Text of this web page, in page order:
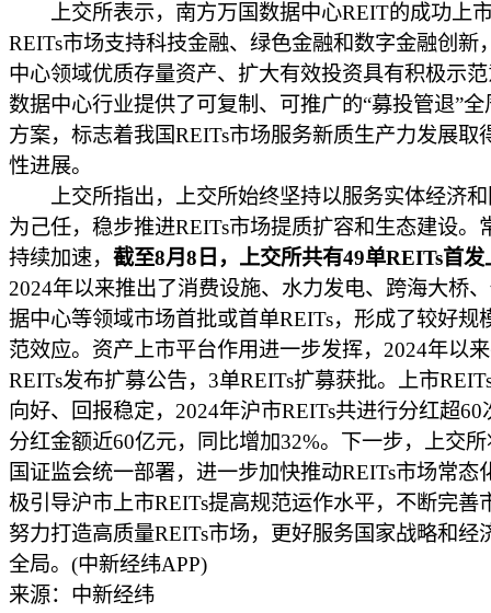
上交所表示，南方万国数据中心REIT的成功上
REITs市场支持科技金融、绿色金融和数字金融创新
中心领域优质存量资产、扩大有效投资具有积极示
数据中心行业提供了可复制、可推广的“募投管退”全
方案，标志着我国REITs市场服务新质生产力发展取
性进展。
上交所指出，上交所始终坚持以服务实体经济和
为己任，稳步推进REITs市场提质扩容和生态建设。
持续加速， 截至8月8日，上交所共有49单REITs首发
2024年以来推出了消费设施、水力发电、跨海大桥
据中心等领域市场首批或首单REITs，形成了较好规
范效应。资产上市平台作用进一步发挥，2024年以
REITs发布扩募公告，3单REITs扩募获批。上市
向好、回报稳定，2024年沪市REITs共进行分红超60
分红金额近60亿元，同比增加32%。下一步，上交
国证监会统一部署，进一步加快推动REITs市场常态
极引导沪市上市REITs提高规范运作水平，不断完善
努力打造高质量REITs市场，更好服务国家战略和经
全局。(中新经纬APP)
来源：中新经纬